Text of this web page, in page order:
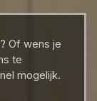
Of wens je
te
mogelijk.